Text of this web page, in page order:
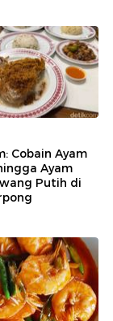
Cobain Ayam
Ayam
Putih di